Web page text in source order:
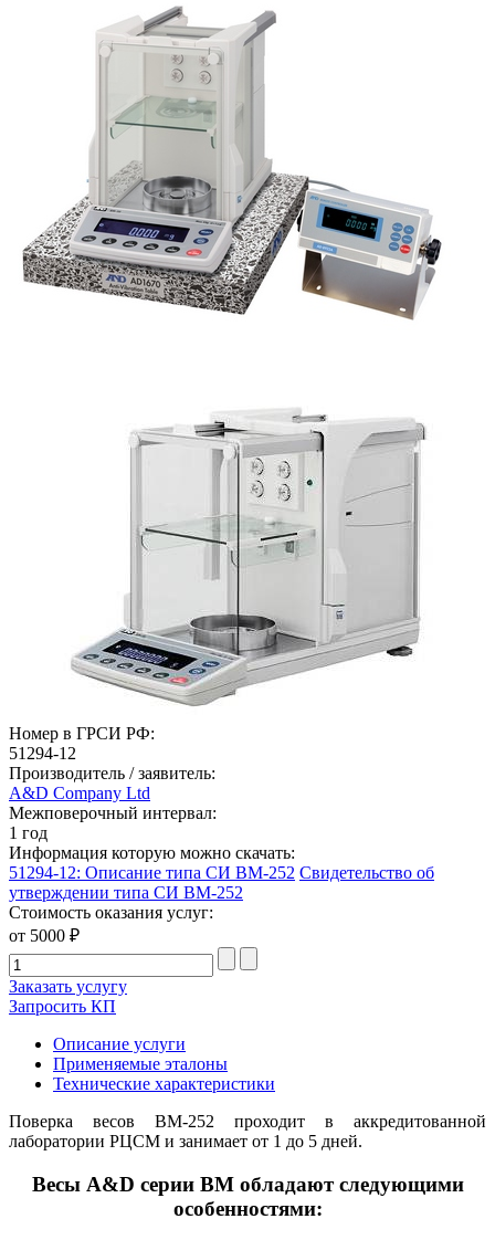
Номер в ГРСИ РФ:
51294-12
Производитель / заявитель:
A&D Company Ltd
Межповерочный интервал:
1 год
Информация которую можно скачать:
51294-12: Описание типа СИ ВМ-252 Свидетельство об
утверждении типа СИ ВМ-252
Стоимость оказания услуг:
от 5000 ₽
Заказать услугу
Запросить КП
Описание услуги
Применяемые эталоны
Технические характеристики
Поверка весов ВМ-252 проходит в аккредитованной
лаборатории РЦСМ и занимает от 1 до 5 дней.
Весы A&D серии BM обладают следующими
особенностями: